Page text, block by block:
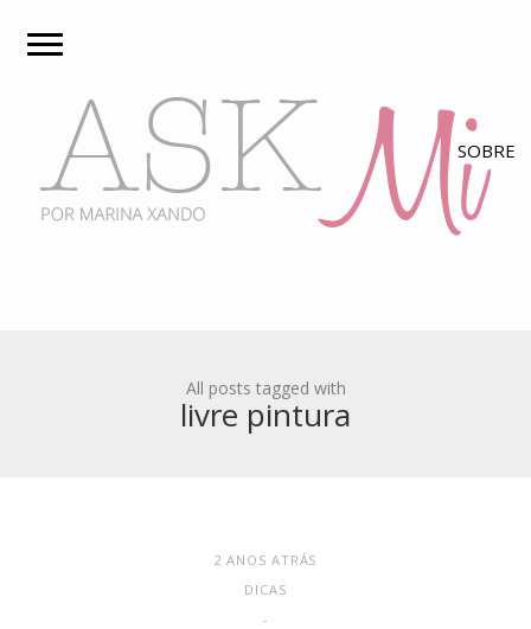
All posts tagged with
livre pintura
2 ANOS ATRÁS
DICAS
-